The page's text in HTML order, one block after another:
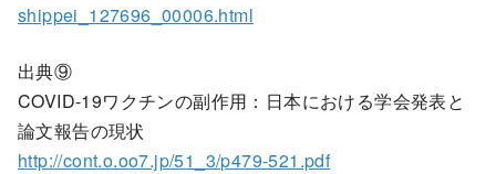
shippei_127696_00006.html
出典⑨
COVID-19ワクチンの副作用：日本における学会発表と
論文報告の現状
http://cont.o.oo7.jp/51_3/p479-521.pdf